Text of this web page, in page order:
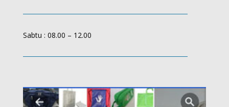
Sabtu : 08.00 – 12.00